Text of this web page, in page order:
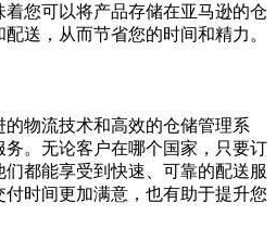
您可以将产品存储在亚马逊的仓
送，从而节省您的时间和精力。
物流技术和高效的仓储管理系
。无论客户在哪个国家，只要订
都能享受到快速、可靠的配送服
时间更加满意，也有助于提升您